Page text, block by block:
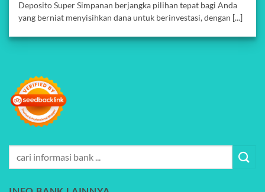
Deposito Super Simpanan berjangka pilihan tepat bagi Anda
yang berniat menyisihkan dana untuk berinvestasi, dengan [...]